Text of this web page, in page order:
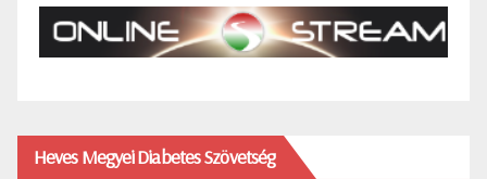
Heves Megyei Diabetes Szövetség